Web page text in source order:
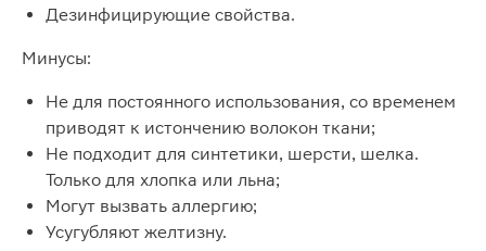
Дезинфицирующие свойства.
Минусы:
Не для постоянного использования, со временем
приводят к истончению волокон ткани;
Не подходит для синтетики, шерсти, шелка.
Только для хлопка или льна;
Могут вызвать аллергию;
Усугубляют желтизну.